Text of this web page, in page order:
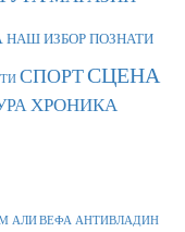
НАШ ИЗБОРПОЗНАТИ
СПОРТСЦЕНА
ХРОНИКА
АЛИ ВЕФА АНТИВЛАДИН